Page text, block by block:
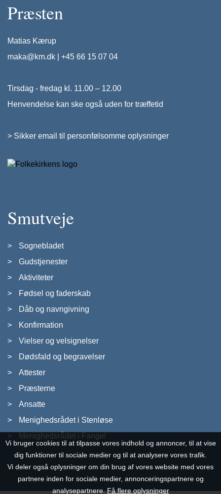
Præsten
Matias Kærup
maka@km.dk
+45 66 15 07 04
Tirsdag - fredag kl. 11.00 – 12.00
Henvendelse kan ske også uden for træffetid
> Sikker email til personfølsomme oplysninger
Smutveje
Sognebladet
Gudstjenester
Aktiviteter
Fødsel og faderskab
Dåb og navngivning
Konfirmation
Vielser og velsignelser
Dødsfald og begravelser
Attester
Præsterne
Ansatte
Menighedsrådet i Stenløse
Menighedsrådet i Fangel
Vi bruger cookies til at tilpasse vores indhold og annoncer, til at vise
dig funktioner til sociale medier og til at analysere vores trafik.
Vi deler også oplysninger om din brug af vores website med vores
partnere inden for sociale medier, annonceringspartnere og
analysepartnere.Få flere oplysninger